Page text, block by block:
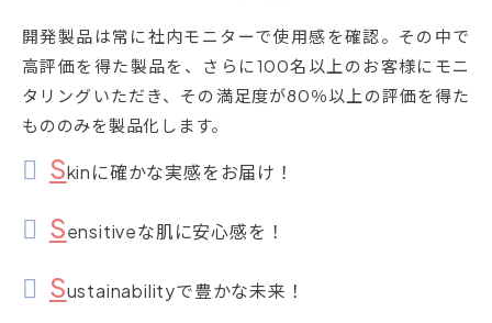
開発製品は常に社内モニターで使用感を確認。その中で
高評価を得た製品を、さらに100名以上のお客様にモニ
タリングいただき、その満足度が80％以上の評価を得た
もののみを製品化します。
Skinに確かな実感をお届け！
Sensitiveな肌に安心感を！
Sustainabilityで豊かな未来！